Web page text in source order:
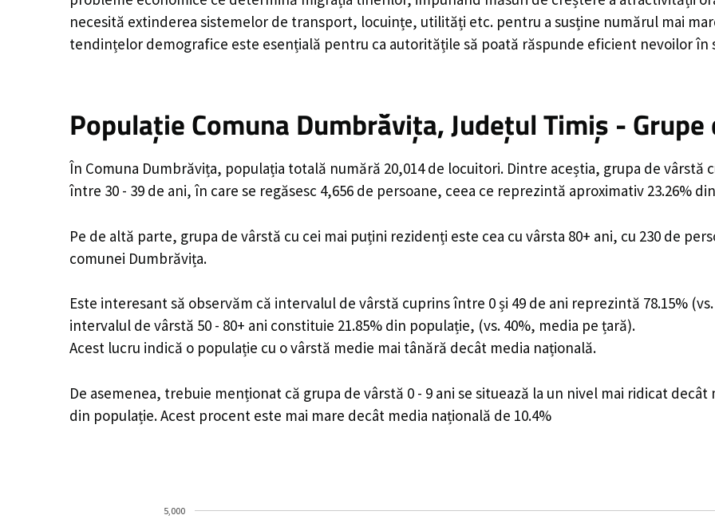
necesită extinderea sistemelor de transport, locuințe, utilități etc. pentru a susține numărul mai
tendințelor demografice este esențială pentru ca autoritățile să poată răspunde eficient nevoilor
Populație Comuna Dumbrăvița, Județul Timiș - Grupe
În Comuna Dumbrăvița, populația totală numără 20,014 de locuitori. Dintre aceștia, grupa de vârstă
între 30 - 39 de ani, în care se regăsesc 4,656 de persoane, ceea ce reprezintă aproximativ 23.26%
Pe de altă parte, grupa de vârstă cu cei mai puțini rezidenți este cea cu vârsta 80+ ani, cu 230 de
comunei Dumbrăvița.
Este interesant să observăm că intervalul de vârstă cuprins între 0 și 49 de ani reprezintă 78.15%
intervalul de vârstă 50 - 80+ ani constituie 21.85% din populație, (vs. 40%, media pe țară).
Acest lucru indică o populație cu o vârstă medie mai tânără decât media națională.
De asemenea, trebuie menționat că grupa de vârstă 0 - 9 ani se situează la un nivel mai ridicat
din populație. Acest procent este mai mare decât media națională de 10.4%
5,000